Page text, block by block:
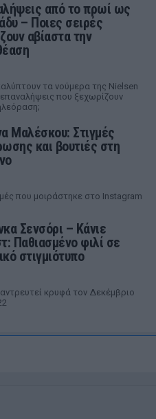
από το πρωί ως
– Ποιες σειρές
αβίαστα την
τα νούμερα της Nielsen
επαναλήψεις που ξεχωρίζουν
Μαλέσκου: Στιγμές
και βουτιές στη
που μοιράστηκε στο Instagram
Σενσόρι – Κάνιε
Παθιασμένο φιλί σε
στιγμιότυπο
κρυφά τον Δεκέμβριο